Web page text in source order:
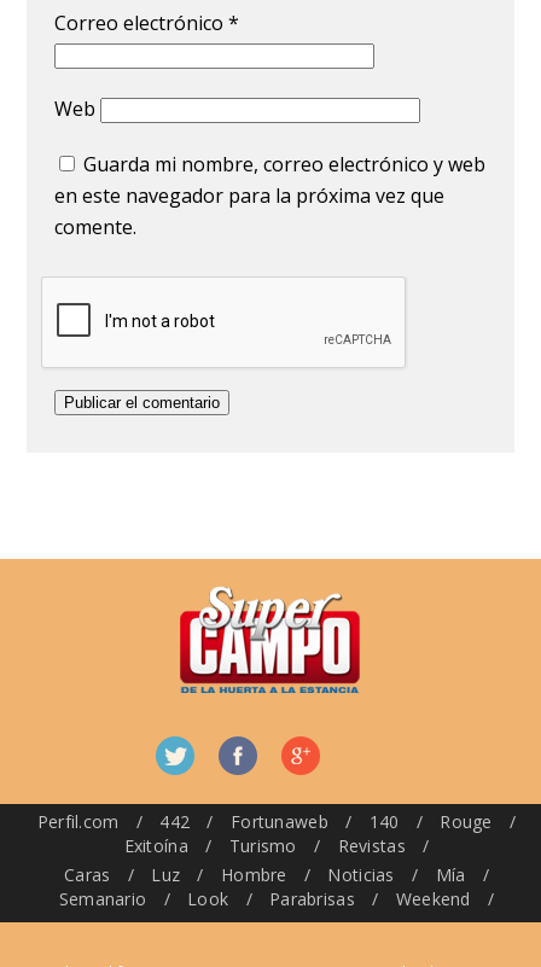
Correo electrónico*
Web
Guarda mi nombre, correo electrónico y web
en este navegador para la próxima vez que
comente.
Perfil.com / 442 / Fortunaweb / 140 / Rouge
/
Exitoína
/ Turismo / Revistas
/
Caras
/ Luz / Hombre / Noticias / Mía
/
Semanario
/ Look / Parabrisas / Weekend /